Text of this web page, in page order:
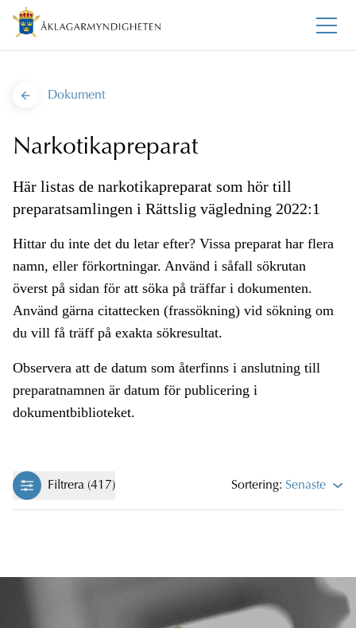
Dokument
Narkotikapreparat
Här listas de narkotikapreparat som hör till
preparatsamlingen i Rättslig vägledning 2022:1
Hittar du inte det du letar efter? Vissa preparat har flera
namn, eller förkortningar. Använd i såfall sökrutan
överst på sidan för att söka på träffar i dokumenten.
Använd gärna citattecken (frassökning) vid sökning om
du vill få träff på exakta sökresultat.
Observera att de datum som återfinns i anslutning till
preparatnamnen är datum för publicering i
dokumentbiblioteket.
Filtrera (417) Sortering: Senaste